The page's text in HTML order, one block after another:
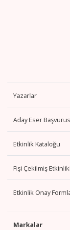
Yazarlar
Aday Eser
Etkinlik Kataloğu
Fişi Çekilmiş
Etkinlik Onay
Markalar